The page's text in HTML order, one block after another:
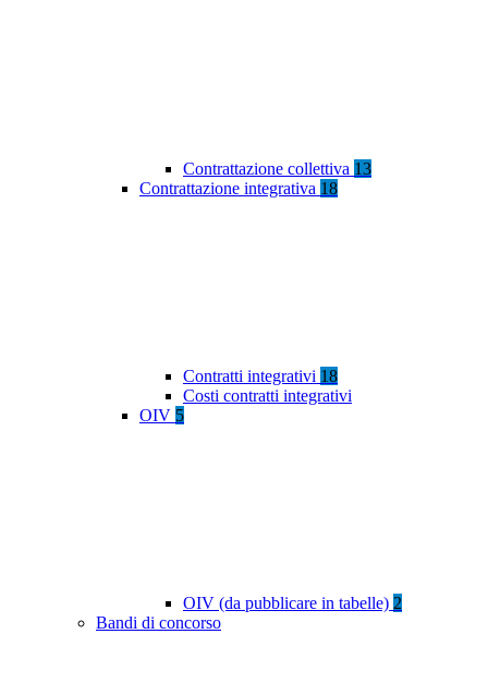
Contrattazione collettiva 13
Contrattazione integrativa 18
Contratti integrativi 18
Costi contratti integrativi
OIV 5
OIV (da pubblicare in tabelle) 2
Bandi di concorso